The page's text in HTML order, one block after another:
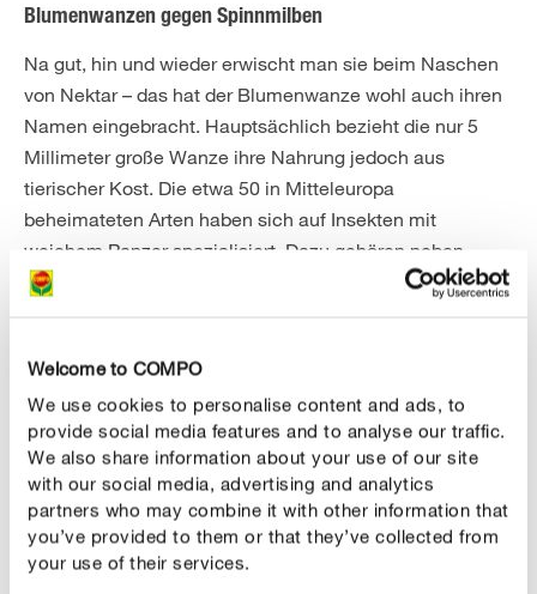
Welcome to COMPO
We use cookies to personalise content and ads, to
provide social media features and to analyse our traffic.
We also share information about your use of our site
with our social media, advertising and analytics
partners who may combine it with other information that
you’ve provided to them or that they’ve collected from
your use of their services.
Blumenwanzen gegen Spinnmilben
Na gut, hin und wieder erwischt man sie beim Naschen
von Nektar – das hat der Blumenwanze wohl auch ihren
Namen eingebracht. Hauptsächlich bezieht die nur 5
Millimeter große Wanze ihre Nahrung jedoch aus
tierischer Kost. Die etwa 50 in Mitteleuropa
beheimateten Arten haben sich auf Insekten mit
weichem Panzer spezialisiert. Dazu gehören neben
Spinnmilben auch Blattläuse, Thripse oder Weiße
im Kampf gegen Schädlinge.
Wenn Sie die Blumenwanze in Ihren Garten locken
möchten, versetzen Sie sich am besten in die
Lebensweise des kleinen Nützlings. Den Winter verbringt
die Blumenwanze im Schutz von Laub oder Baumrinde,
den Rest des Jahres ist sie in Bäumen und Sträuchern
zu Hause. Im Garten können Sie es der Blumenwanze